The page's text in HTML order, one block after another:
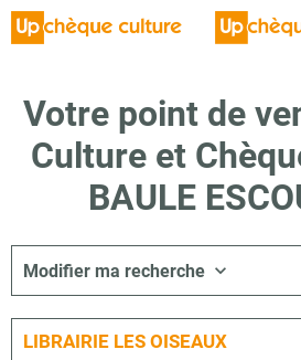
Votre point de
Culture et
BAULE
Modifier ma recherche
LIBRAIRIE LES OISEAUX